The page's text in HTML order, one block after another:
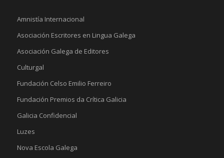
Amnistía Internacional
Asociación Escritores en Lingua Galega
Asociación Galega de Editores
Culturgal
Fundación Celso Emilio Ferreiro
Fundación Premios da Crítica Galicia
Galicia Confidencial
Luzes
Nova Escola Galega